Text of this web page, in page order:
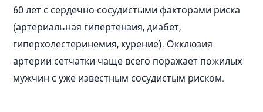
60 лет с сердечно-сосудистыми факторами риска
(артериальная гипертензия, диабет,
гиперхолестеринемия, курение). Окклюзия
артерии сетчатки чаще всего поражает пожилых
мужчин с уже известным сосудистым риском.